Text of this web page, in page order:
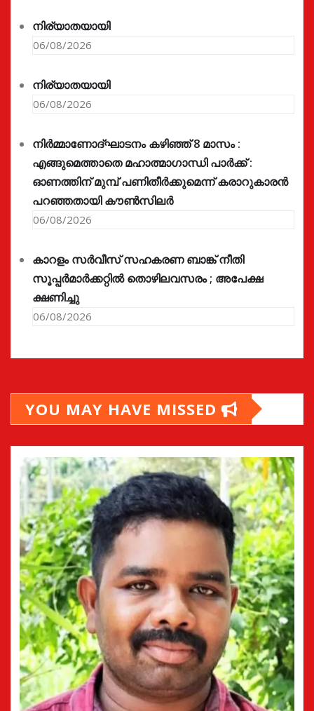
നിര്യാതയായി
06/08/2026
നിര്യാതയായി
06/08/2026
നിർമ്മാണോദ്ഘാടനം കഴിഞ്ഞ് 8 മാസം :
എങ്ങുമെത്താതെ മഹാത്മാഗാന്ധി പാർക്ക് :
ഓണത്തിന് മുമ്പ് പണിതീർക്കുമെന്ന് കരാറുകാരൻ
പറഞ്ഞതായി കൗൺസിലർ
06/08/2026
കാറളം സർവീസ് സഹകരണ ബാങ്ക് നീതി
സൂപ്പർമാർക്കറ്റിൽ തൊഴിലവസരം ; അപേക്ഷ
ക്ഷണിച്ചു
06/08/2026
YOU MAY HAVE MISSED